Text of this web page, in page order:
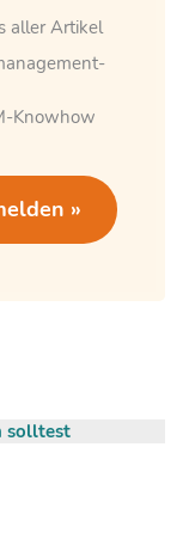
solltest
aller Artikel
Knowhow
»